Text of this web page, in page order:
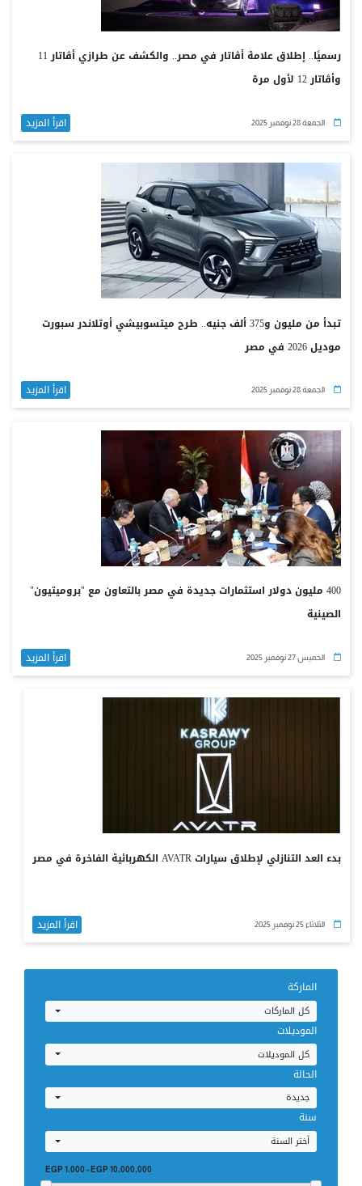
رسميًا.. إطلاق علامة أڤاتار في مصر.. والكشف عن طرازي أڤاتار 11
وأڤاتار 12 لأول مرة
الجمعة 28 نوفمبر 2025 اقرأ المزيد
تبدأ من مليون و375 ألف جنيه.. طرح ميتسوبيشي أوتلاندر سبورت
موديل 2026 في مصر
الجمعة 28 نوفمبر 2025 اقرأ المزيد
400 مليون دولار استثمارات جديدة في مصر بالتعاون مع "بروميتيون"
الصينية
الخميس 27 نوفمبر 2025 اقرأ المزيد
بدء العد التنازلي لإطلاق سيارات AVATR الكهربائية الفاخرة في مصر
الثلاثاء 25 نوفمبر 2025 اقرأ المزيد
الماركة
كل الماركات
الموديلات
كل الموديلات
الحالة
جديدة
سنة
أختر السنة
EGP 1,000 - EGP 10,000,000